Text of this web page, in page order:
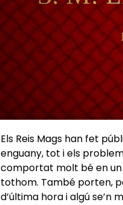
Els Reis Mags han fet
enguany, tot i els
comportat molt bé en
tothom. També porten,
d’última hora i algú se’n